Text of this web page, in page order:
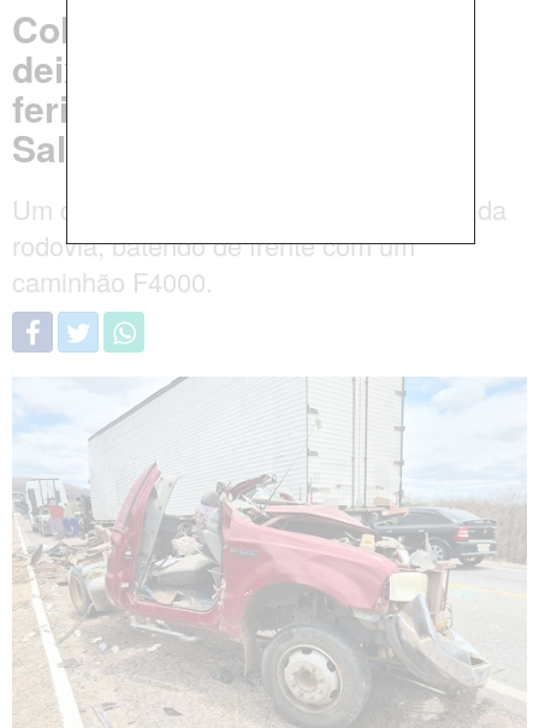
Colisão entre caminhões
deixa três mortos e dois
feridos na BR-116 em
Salgueiro
Um caminhão baú entrou na contramão da
rodovia, batendo de frente com um
caminhão F4000.